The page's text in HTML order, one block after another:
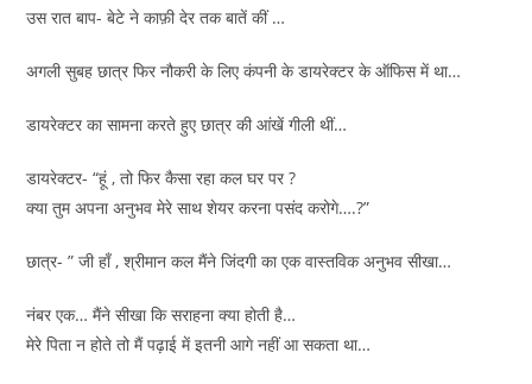
उस रात बाप- बेटे ने काफ़ी देर तक बातें कीं …
अगली सुबह छात्र फिर नौकरी के लिए कंपनी के डायरेक्टर के ऑफिस में था…
डायरेक्टर का सामना करते हुए छात्र की आंखें गीली थीं…
डायरेक्टर- “हूं , तो फिर कैसा रहा कल घर पर ?
क्या तुम अपना अनुभव मेरे साथ शेयर करना पसंद करोगे….?”
छात्र- ” जी हाँ , श्रीमान कल मैंने जिंदगी का एक वास्तविक अनुभव सीखा…
नंबर एक… मैंने सीखा कि सराहना क्या होती है…
मेरे पिता न होते तो मैं पढ़ाई में इतनी आगे नहीं आ सकता था…